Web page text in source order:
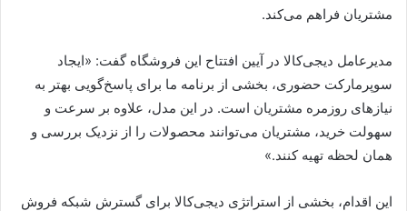
مشتریان فراهم می‌کند.
مدیرعامل دیجی‌کالا در آیین افتتاح این فروشگاه گفت: «ایجاد
سوپرمارکت حضوری، بخشی از برنامه ما برای پاسخ‌گویی بهتر به
نیازهای روزمره مشتریان است. در این مدل، علاوه بر سرعت و
سهولت خرید، مشتریان می‌توانند محصولات را از نزدیک بررسی و
همان لحظه تهیه کنند.»
این اقدام، بخشی از استراتژی دیجی‌کالا برای گسترش شبکه فروش